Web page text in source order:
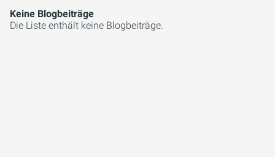
Keine Blogbeiträge
Die Liste enthält keine Blogbeiträge.